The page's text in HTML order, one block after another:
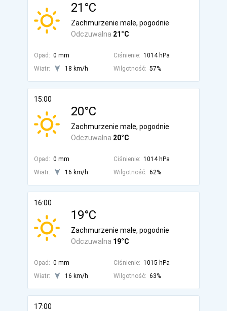
21°C
Odczuwalna 21°C
Zachmurzenie małe, pogodnie
Opad: 0 mm Ciśnienie: 1014 hPa
Wiatr:
18 km/h Wilgotność: 57%
15:00
20°C
Odczuwalna 20°C
Zachmurzenie małe, pogodnie
Opad: 0 mm Ciśnienie: 1014 hPa
Wiatr:
16 km/h Wilgotność: 62%
16:00
19°C
Odczuwalna 19°C
Zachmurzenie małe, pogodnie
Opad: 0 mm Ciśnienie: 1015 hPa
Wiatr:
16 km/h Wilgotność: 63%
17:00